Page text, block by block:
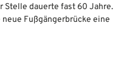
Stelle dauerte fast 60 Jahre.
Fußgängerbrücke eine